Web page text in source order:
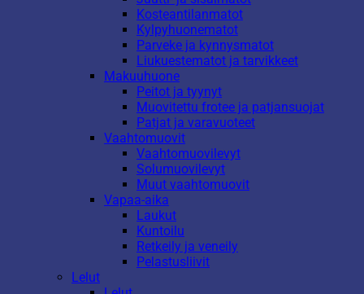
Kosteantilanmatot
Kylpyhuonematot
Parveke ja kynnysmatot
Liukuestematot ja tarvikkeet
Makuuhuone
Peitot ja tyynyt
Muovitettu frotee ja patjansuojat
Patjat ja varavuoteet
Vaahtomuovit
Vaahtomuovilevyt
Solumuovilevyt
Muut vaahtomuovit
Vapaa-aika
Laukut
Kuntoilu
Retkeily ja veneily
Pelastusliivit
Lelut